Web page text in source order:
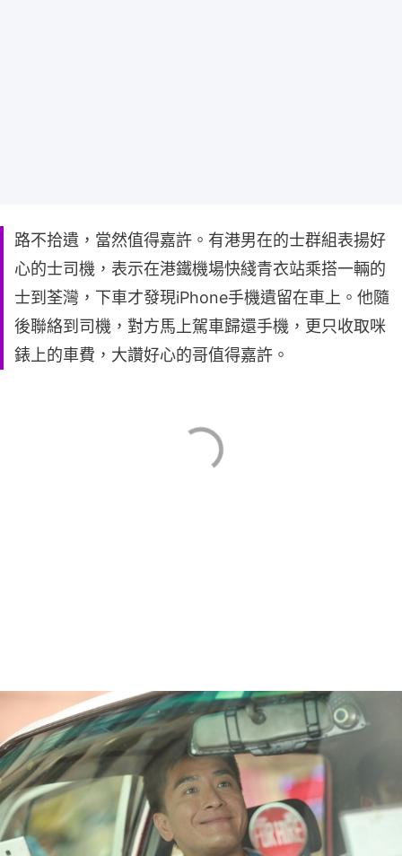
路不拾遺，當然值得嘉許。有港男在的士群組表揚好
心的士司機，表示在港鐵機場快綫青衣站乘搭一輛的
士到荃灣，下車才發現iPhone手機遺留在車上。他隨
後聯絡到司機，對方馬上駕車歸還手機，更只收取咪
錶上的車費，大讚好心的哥值得嘉許。